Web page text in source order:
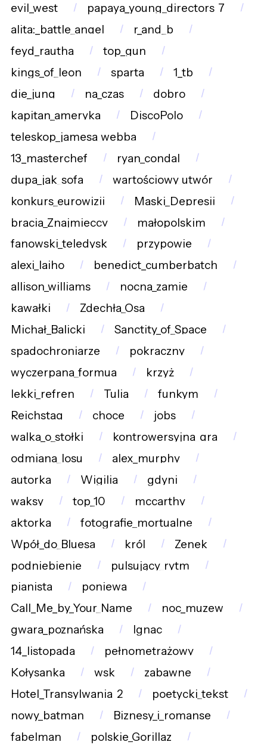
evil_west
papaya_young_directors_7
alita:_battle_angel
r_and_b
feyd_rautha
top_gun
kings_of_leon
sparta
1_tb
die_jung
na_czas
dobro
kapitan_ameryka
DiscoPolo
teleskop_jamesa_webba
13_masterchef
ryan_condal
dupa_jak_sofa
wartościowy_utwór
konkurs_eurowizji
Maski_Depresji
bracia_Znajmieccy
małopolskim
fanowski_teledysk
przypowie
alexi_laiho
benedict_cumberbatch
allison_williams
nocna_zamie
kawałki
Zdechła_Osa
Michał_Balicki
Sanctity_of_Space
spadochroniarze
pokraczny
wyczerpana_formua
krzyż
lekki_refren
Tulia
funkym
Reichstag
choce
jobs
walka_o_stołki
kontrowersyjna_gra
odmiana_losu
alex_murphy
autorka
Wigilia
gdyni
waksy
top_10
mccarthy
aktorka
fotografie_mortualne
Wpół_do_Bluesa
król
Zenek
podniebienie
pulsujący_rytm
pianista
poniewa
Call_Me_by_Your_Name
noc_muzew
gwara_poznańska
Ignac
14_listopada
pełnometrażowy
Kołysanka
wsk
zabawne
Hotel_Transylwania_2
poetycki_tekst
nowy_batman
Biznesy_i_romanse
fabelman
polskie_Gorillaz